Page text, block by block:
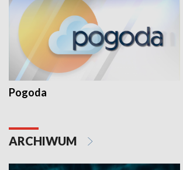
Pogoda
ARCHIWUM